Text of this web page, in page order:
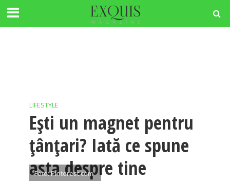
LIFESTYLE
Ești un magnet pentru
țânțari? Iată ce spune
asta despre tine
Foto: Pinterest.com